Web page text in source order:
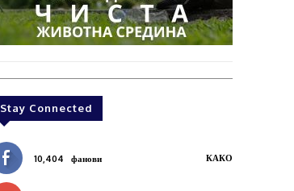
Stay Connected
10,404 фанови КАКО